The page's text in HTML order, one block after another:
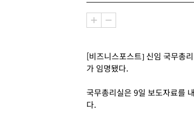
[비즈니스포스트] 신임 국무총
가 임명됐다.
국무총리실은 9일 보도자료를
다.